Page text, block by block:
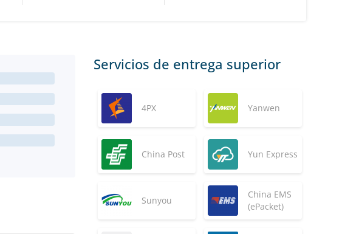
Servicios de entrega superior
4PX Yanwen
China Post Yun Express
Sunyou
China EMS
(ePacket)